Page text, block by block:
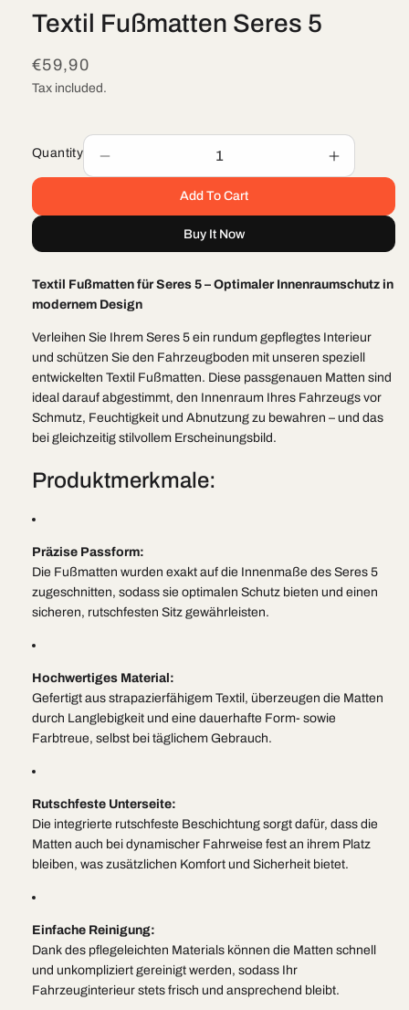
1
in
Textil Fußmatten Seres 5
Regular
price
€59,90
Tax included.
Quantity
quantity
Textil
5
Increase
quantity
Textil
5
Add To Cart
Buy It Now
Textil Fußmatten für Seres 5 – Optimaler Innenraumschutz in
modernem Design
Verleihen Sie Ihrem Seres 5 ein rundum gepflegtes Interieur
und schützen Sie den Fahrzeugboden mit unseren speziell
entwickelten Textil Fußmatten. Diese passgenauen Matten sind
ideal darauf abgestimmt, den Innenraum Ihres Fahrzeugs vor
Schmutz, Feuchtigkeit und Abnutzung zu bewahren – und das
bei gleichzeitig stilvollem Erscheinungsbild.
Produktmerkmale:
Präzise Passform:
Die Fußmatten wurden exakt auf die Innenmaße des Seres 5
zugeschnitten, sodass sie optimalen Schutz bieten und einen
sicheren, rutschfesten Sitz gewährleisten.
Hochwertiges Material:
Gefertigt aus strapazierfähigem Textil, überzeugen die Matten
durch Langlebigkeit und eine dauerhafte Form- sowie
Farbtreue, selbst bei täglichem Gebrauch.
Rutschfeste Unterseite:
Die integrierte rutschfeste Beschichtung sorgt dafür, dass die
Matten auch bei dynamischer Fahrweise fest an ihrem Platz
bleiben, was zusätzlichen Komfort und Sicherheit bietet.
Einfache Reinigung:
Dank des pflegeleichten Materials können die Matten schnell
und unkompliziert gereinigt werden, sodass Ihr
Fahrzeuginterieur stets frisch und ansprechend bleibt.